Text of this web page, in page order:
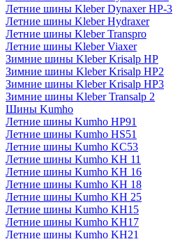
Летние шины Kleber Dynaxer HP-3
Летние шины Kleber Hydraxer
Летние шины Kleber Transpro
Летние шины Kleber Viaxer
Зимние шины Kleber Krisalp HP
Зимние шины Kleber Krisalp HP2
Зимние шины Kleber Krisalp HP3
Зимние шины Kleber Transalp 2
Шины Kumho
Летние шины Kumho HP91
Летние шины Kumho HS51
Летние шины Kumho KC53
Летние шины Kumho KH 11
Летние шины Kumho KH 16
Летние шины Kumho KH 18
Летние шины Kumho KH 25
Летние шины Kumho KH15
Летние шины Kumho KH17
Летние шины Kumho KH21